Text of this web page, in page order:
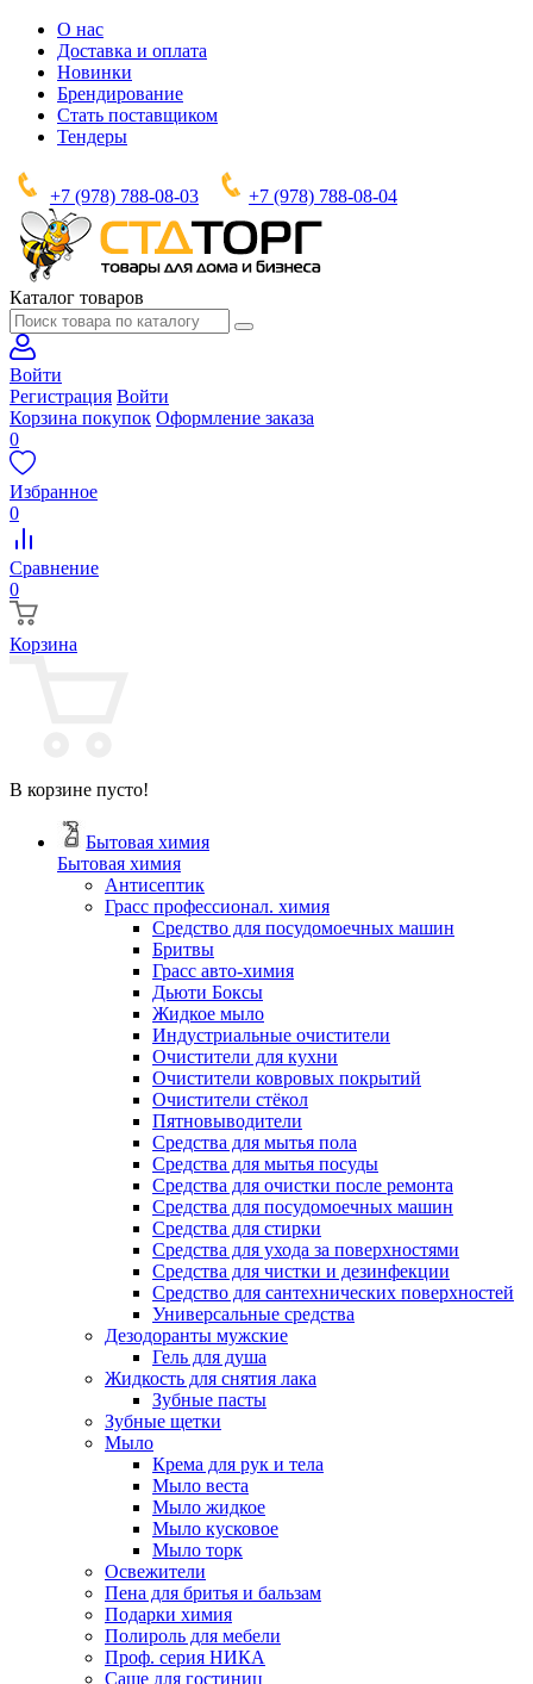
О нас
Доставка и оплата
Новинки
Брендирование
Стать поставщиком
Тендеры
+7 (978) 788-08-03 +7 (978) 788-08-04
Каталог товаров
Войти
Регистрация Войти
Корзина покупок Оформление заказа
0
Избранное
0
Сравнение
0
Корзина
В корзине пусто!
Бытовая химия
Бытовая химия
Антисептик
Грасс профессионал. химия
Cредство для посудомоечных машин
Бритвы
Грасс авто-химия
Дьюти Боксы
Жидкое мыло
Индустриальные очистители
Очистители для кухни
Очистители ковровых покрытий
Очистители стёкол
Пятновыводители
Средства для мытья пола
Средства для мытья посуды
Средства для очистки после ремонта
Средства для посудомоечных машин
Средства для стирки
Средства для ухода за поверхностями
Средства для чистки и дезинфекции
Средство для сантехнических поверхностей
Универсальные средства
Дезодоранты мужские
Гель для душа
Жидкость для снятия лака
Зубные пасты
Зубные щетки
Мыло
Крема для рук и тела
Мыло веста
Мыло жидкое
Мыло кусковое
Мыло торк
Освежители
Пена для бритья и бальзам
Подарки химия
Полироль для мебели
Проф. серия НИКА
Саше для гостиниц